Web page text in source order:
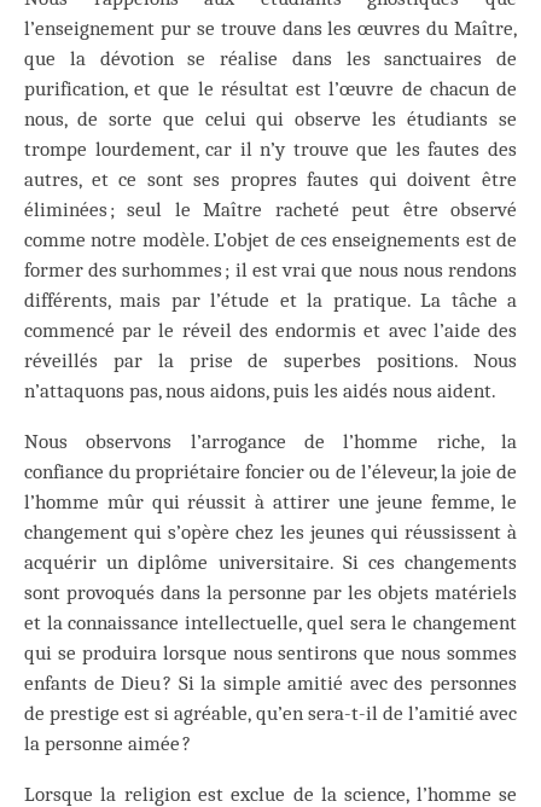
l’enseignement pur se trouve dans les œuvres du Maître,
que la dévotion se réalise dans les sanctuaires de
purification, et que le résultat est l’œuvre de chacun de
nous, de sorte que celui qui observe les étudiants se
trompe lourdement, car il n’y trouve que les fautes des
autres, et ce sont ses propres fautes qui doivent être
éliminées ; seul le Maître racheté peut être observé
comme notre modèle. L’objet de ces enseignements est de
former des surhommes ; il est vrai que nous nous rendons
différents, mais par l’étude et la pratique. La tâche a
commencé par le réveil des endormis et avec l’aide des
réveillés par la prise de superbes positions. Nous
n’attaquons pas, nous aidons, puis les aidés nous aident.
Nous observons l’arrogance de l’homme riche, la
confiance du propriétaire foncier ou de l’éleveur, la joie de
l’homme mûr qui réussit à attirer une jeune femme, le
changement qui s’opère chez les jeunes qui réussissent à
acquérir un diplôme universitaire. Si ces changements
sont provoqués dans la personne par les objets matériels
et la connaissance intellectuelle, quel sera le changement
qui se produira lorsque nous sentirons que nous sommes
enfants de Dieu ? Si la simple amitié avec des personnes
de prestige est si agréable, qu’en sera-t-il de l’amitié avec
la personne aimée ?
Lorsque la religion est exclue de la science, l’homme se